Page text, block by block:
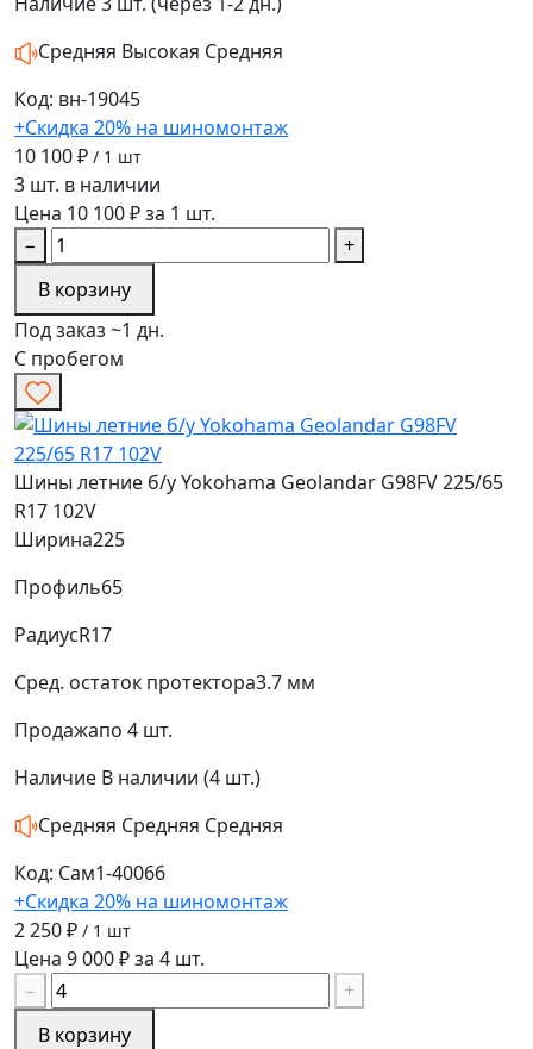
Средняя Высокая Средняя
Код: вн-19045
+Скидка 20% на шиномонтаж
10 100 ₽ / 1 шт
3 шт. в наличии
Цена 10 100 ₽ за 1 шт.
−
+
В корзину
Под заказ ~1 дн.
С пробегом
Шины летние б/у Yokohama Geolandar G98FV 225/65
R17 102V
Ширина225
Профиль65
РадиусR17
Сред. остаток протектора3.7 мм
Продажапо 4 шт.
Наличие В наличии (4 шт.)
Средняя Средняя Средняя
Код: Сам1-40066
+Скидка 20% на шиномонтаж
2 250 ₽ / 1 шт
Цена 9 000 ₽ за 4 шт.
−
+
В корзину